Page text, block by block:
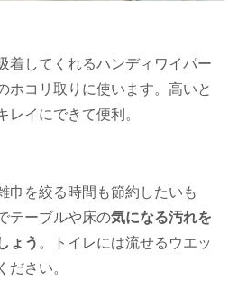
着してくれるハンディワイパー
ホコリ取りに使います。高いと
レイにできて便利。
巾を絞る時間も節約したいも
テーブルや床の気になる汚れを
ょう 。トイレには流せるウエッ
ださい。